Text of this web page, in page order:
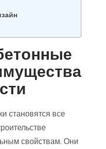
становятся все
свойствам. Они